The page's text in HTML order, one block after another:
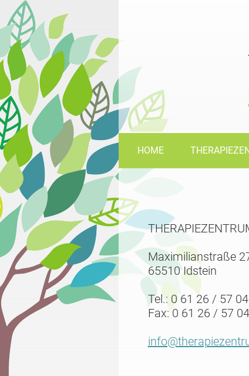
HOME
Maximilianstraße
65510 Idstein
Tel.: 0 61 26 / 57
Fax: 0 61 26 / 57